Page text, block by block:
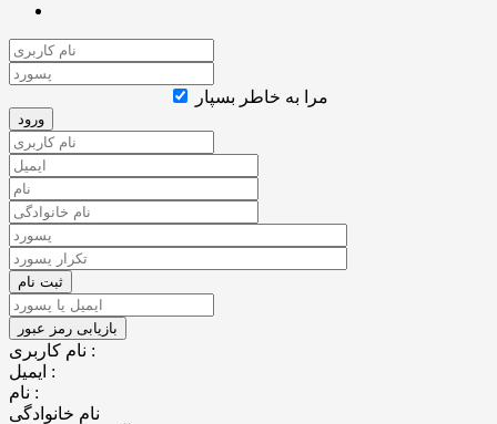
مرا به خاطر بسپار
نام کاربری :
ایمیل :
نام :
نام خانوادگی